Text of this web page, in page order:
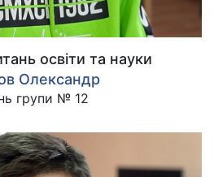
освіти та науки
Олександр
групи № 12